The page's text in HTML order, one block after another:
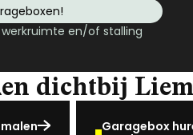
Kopen
Stalling
De ideale
Ervaringen
Een greep uit
en/of stalling
dichtbij
Garagebox